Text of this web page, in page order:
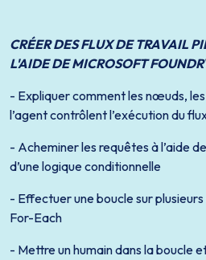
CRÉER DES FLUX DE TRAVAIL
L'AIDE DE MICROSOFT
- Expliquer comment les nœuds,
l’agent contrôlent l’exécution du
- Acheminer les requêtes à l’aide
d’une logique conditionnelle
- Effectuer une boucle sur
For-Each
- Mettre un humain dans la boucle